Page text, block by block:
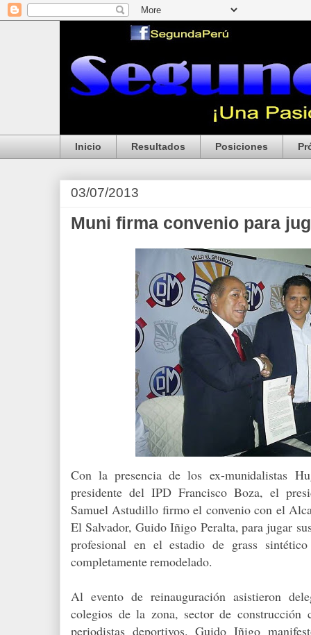
Inicio Resultados Posiciones
03/07/2013
Muni firma convenio para
Con la presencia de los ex-munidalistas
presidente del IPD Francisco Boza, el
Samuel Astudillo firmo el convenio con el
El Salvador, Guido Iñigo Peralta, para jugar
profesional en el estadio de grass
completamente remodelado.
Al evento de reinauguración asistieron
colegios de la zona, sector de construcción
periodistas deportivos. Guido Iñigo